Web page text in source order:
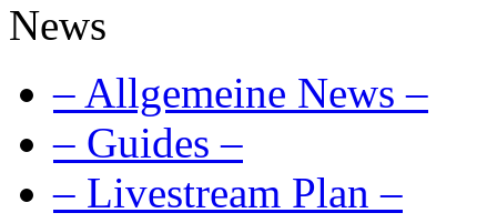
News
– Allgemeine News –
– Guides –
– Livestream Plan –